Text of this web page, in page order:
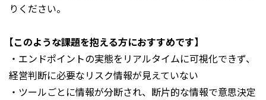
りください。
【このような課題を抱える方におすすめです】
・エンドポイントの実態をリアルタイムに可視化できず、
経営判断に必要なリスク情報が見えていない
・ツールごとに情報が分断され、断片的な情報で意思決定